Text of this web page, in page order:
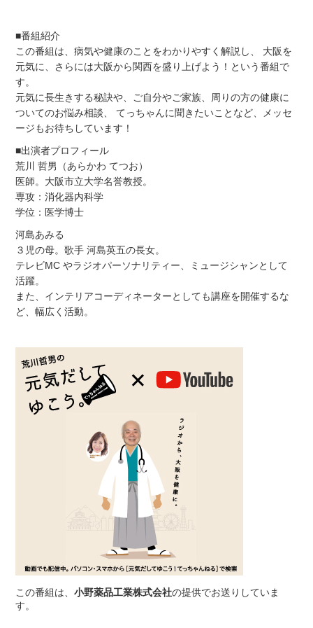
■番組紹介
この番組は、病気や健康のことをわかりやすく解説し、 大阪を
元気に、さらには大阪から関西を盛り上げよう！という番組で
す。
元気に長生きする秘訣や、ご自分やご家族、周りの方の健康に
ついてのお悩み相談、 てっちゃんに聞きたいことなど、メッセ
ージもお待ちしています！
■出演者プロフィール
荒川 哲男（あらかわ てつお）
医師。大阪市立大学名誉教授。
専攻：消化器内科学
学位：医学博士
河島あみる
３児の母。歌手 河島英五の長女。
テレビMC やラジオパーソナリティー、ミュージシャンとして
活躍。
また、インテリアコーディネーターとしても講座を開催するな
ど、幅広く活動。
この番組は、小野薬品工業株式会社の提供でお送りしていま
す。